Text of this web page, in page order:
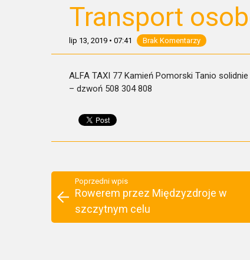
Transport
lip 13, 2019 • 07:41 Brak Komentarzy
ALFA TAXI 77 Kamień Pomorski Tanio
– dzwoń 508 304 808
Poprzedni wpis
Rowerem przez Międzyzdroje w
szczytnym celu